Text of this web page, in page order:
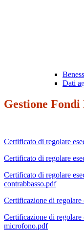
Dati
Gestione
Certificato di regolare
Certificato di regolare
Certificato di regolare
contrabbasso.pdf
Certificazione di regolare
Certificazione di
microfono.pdf